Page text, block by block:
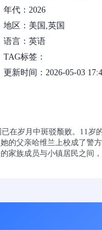
年代：2026
地区：美国,英国
语言：英语
TAG标签：
更新时间：2026-05-03
在岁月中斑驳颓败。11
的父亲哈维兰上校成了警
家族成员与小镇居民之间